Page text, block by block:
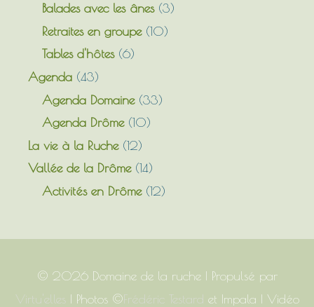
Balades avec les ânes(3)
Retraites en groupe(10)
Tables d'hôtes(6)
Agenda (43)
Agenda Domaine(33)
Agenda Drôme(10)
La vie à la Ruche(12)
Vallée de la Drôme(14)
Activités en Drôme(12)
© 2026 Domaine de la ruche| Propulsé par
Virtu'elles| Photos ©Frédéric Testard et Impala | Vidéo